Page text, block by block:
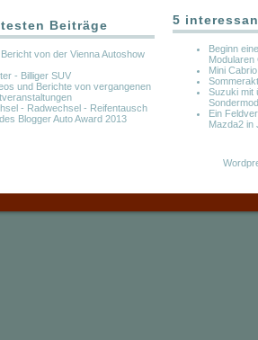
Beiträge
von der Vienna Autoshow
- Billiger SUV
und Berichte von vergangenen
- Radwechsel - Reifentausch
Blogger Auto Award 2013
5
Beginn
Mini
Suzuki mit
Ein
Mazda2 in